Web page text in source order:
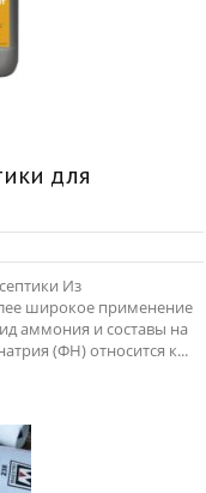
для
Из
широкое применение
аммония и составы на
(ФН) относится к...